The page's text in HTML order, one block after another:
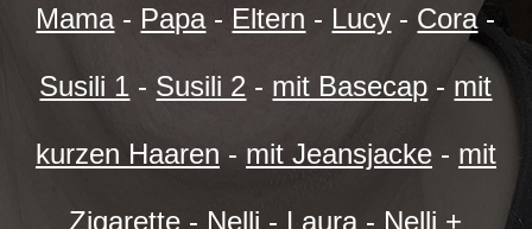
Mama- Papa- Eltern - Lucy - Cora-
Susili 1 - Susili 2 - mit Basecap - mit
kurzen Haaren - mit Jeansjacke- mit
Zigarette - Nelli - Laura- Nelli +